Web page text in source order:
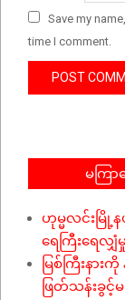
Save my
time I comment.
မကြ
ဟုမ္မလင်းမြို့န
ရေကြီးရေလျှံ
မြစ်ကြီးနာ
ဖြတ်သန်းခွင့်